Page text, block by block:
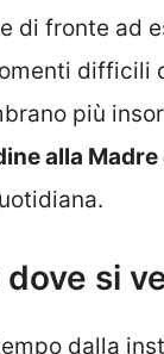
di fronte ad
difficili
più
alla Madre
dove si
dalla